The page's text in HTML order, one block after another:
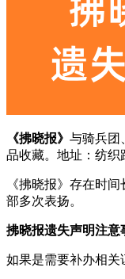
《拂晓报》 与骑兵团
品收藏。地址：纺织
《拂晓报》存在时
部多次表扬。
拂晓报遗失声明注意
如果是需要补办相关